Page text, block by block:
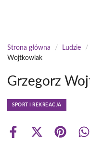
Strona główna / Ludzie /
Wojtkowiak
Grzegorz
SPORT I REKREACJA
Share
Share Share